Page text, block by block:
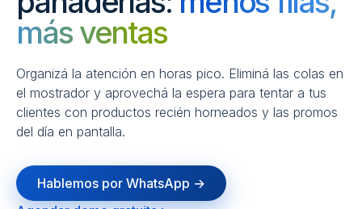
más ventas
Organizá la atención en horas pico. Eliminá las colas en
el mostrador y aprovechá la espera para tentar a tus
clientes con productos recién horneados y las promos
del día en pantalla.
Hablemos por WhatsApp →